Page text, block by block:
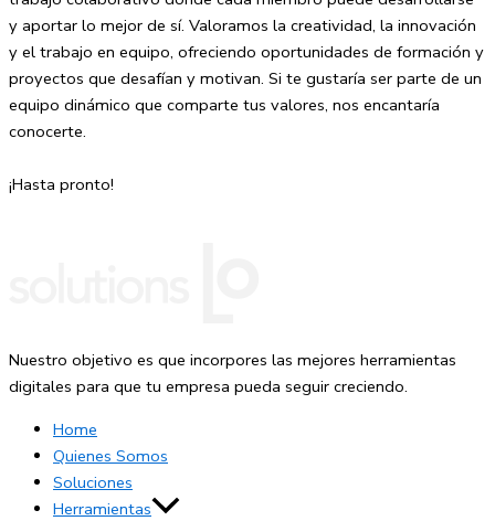
y aportar lo mejor de sí. Valoramos la creatividad, la innovación
y el trabajo en equipo, ofreciendo oportunidades de formación y
proyectos que desafían y motivan. Si te gustaría ser parte de un
equipo dinámico que comparte tus valores, nos encantaría
conocerte.
¡Hasta pronto!
Nuestro objetivo es que incorpores las mejores herramientas
digitales para que tu empresa pueda seguir creciendo.
Home
Quienes Somos
Soluciones
Herramientas